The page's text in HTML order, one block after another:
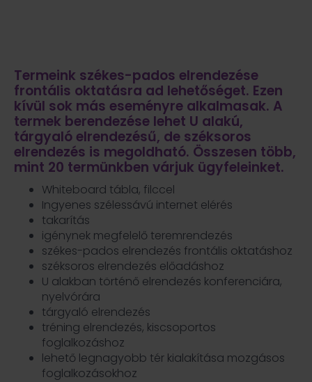
Termeink székes-pados elrendezése
frontális oktatásra ad lehetőséget. Ezen
kívül sok más eseményre alkalmasak. A
termek berendezése lehet U alakú,
tárgyaló elrendezésű, de széksoros
elrendezés is megoldható. Összesen több,
mint 20 termünkben várjuk ügyfeleinket.
Whiteboard tábla, filccel
Ingyenes szélessávú internet elérés
takarítás
igénynek megfelelő teremrendezés
székes-pados elrendezés frontális oktatáshoz
széksoros elrendezés előadáshoz
U alakban történő elrendezés konferenciára,
nyelvórára
tárgyaló elrendezés
tréning elrendezés, kiscsoportos
foglalkozáshoz
lehető legnagyobb tér kialakítása mozgásos
foglalkozásokhoz